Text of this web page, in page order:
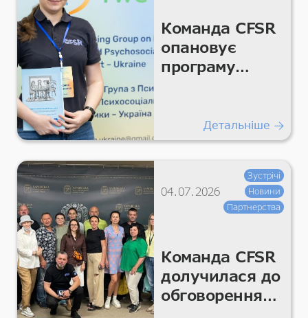
Команда CFSR
опановує
програму
Плюс»Детальніше
04.07.2026
Зустрічі
Новини
Партнерства
Команда CFSR
долучилася до
обговорення